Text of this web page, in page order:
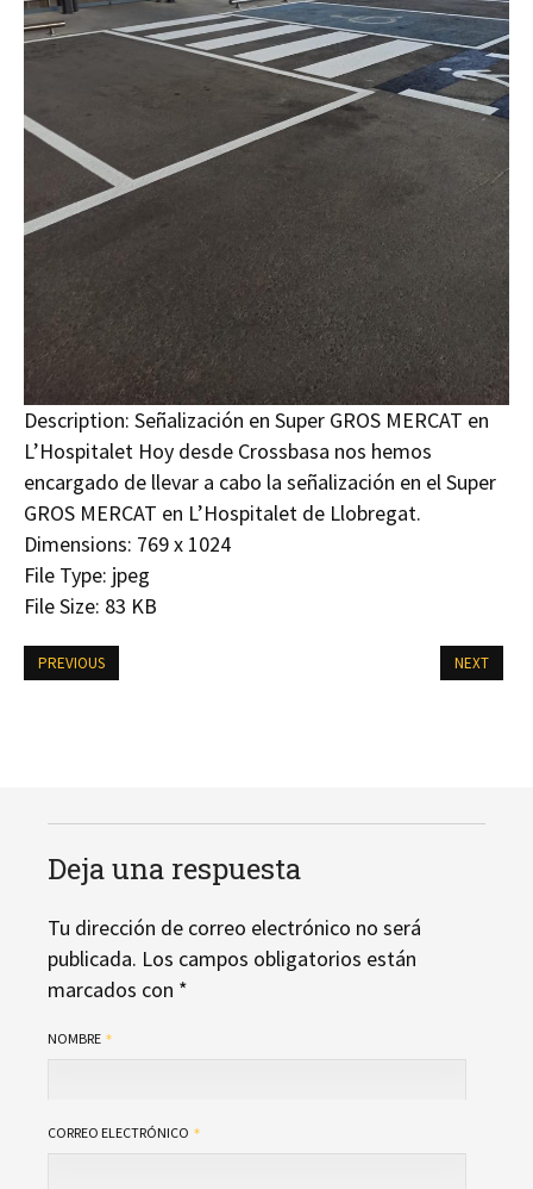
Description: Señalización en Super GROS MERCAT en
L’Hospitalet Hoy desde Crossbasa nos hemos
encargado de llevar a cabo la señalización en el Super
GROS MERCAT en L’Hospitalet de Llobregat.
Dimensions: 769 x 1024
File Type: jpeg
File Size: 83 KB
PREVIOUS NEXT
Deja una respuesta
Tu dirección de correo electrónico no será
publicada. Los campos obligatorios están
marcados con *
NOMBRE
CORREO ELECTRÓNICO